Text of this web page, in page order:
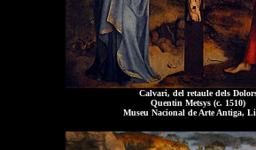
Calvari, del retaule dels
Quentin Metsys (c. 1510)
Museu Nacional de Arte Antiga,